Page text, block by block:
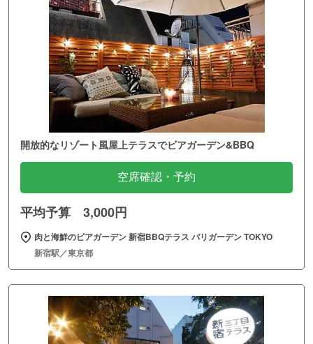
開放的なリゾート風屋上テラスでビアガーデン&BBQ
空席確認・予約
平均予算 3,000円
肉と海鮮のビアガーデン 新宿BBQテラス バリガーデン TOKYO
新宿駅／東京都